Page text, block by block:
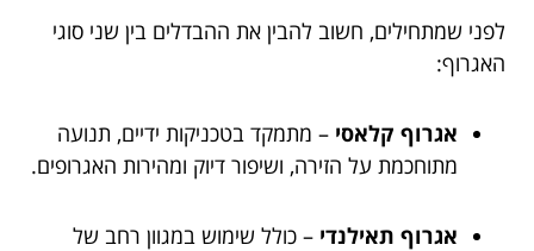
לפני שמתחילים, חשוב להבין את ההבדלים בין שני סוגי
האגרוף:
אגרוף קלאסי – מתמקד בטכניקות ידיים, תנועה
מתוחכמת על הזירה, ושיפור דיוק ומהירות האגרופים.
אגרוף תאילנדי – כולל שימוש במגוון רחב של